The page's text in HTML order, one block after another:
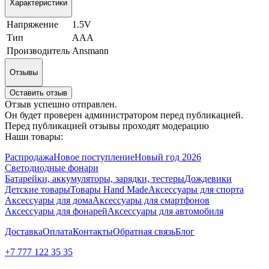
Характеристики
Напряжение
1.5V
Тип
ААА
Производитель Ansmann
Отзывы
Оставить отзыв
Отзыв успешно отправлен.
Он будет проверен администратором перед публикацией.
Перед публикацией отзывы проходят модерацию
Наши товары:
РаспродажаНовое поступлениеНовый год 2026
Светодиодные фонари
Батарейки, аккумуляторы, зарядки, тестерыДождевики
Детские товарыТовары Hand MadeАксессуары для спорта
Аксессуары для домаАксессуары для смартфонов
Аксессуары для фонарейАксессуары для автомобиля
ДоставкаОплатаКонтактыОбратная связьБлог
+7 777 122 35 35